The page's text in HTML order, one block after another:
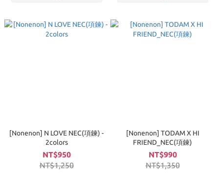
[Nonenon] N LOVE NEC(項鍊) -
2colors
NT$950
NT$1,250
[Nonenon] TODAM X HI
FRIEND_NEC(項鍊)
NT$990
NT$1,350